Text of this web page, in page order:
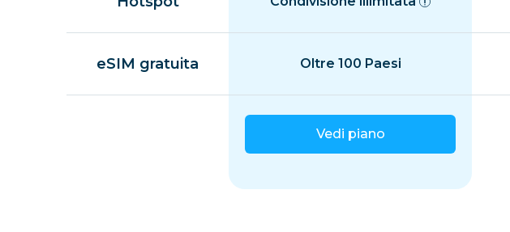
eSIM gratuita Oltre 100 Paesi
Vedi piano